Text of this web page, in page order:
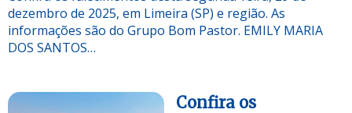
dezembro de 2025, em Limeira (SP) e região. As
informações são do Grupo Bom Pastor. EMILY MARIA
DOS SANTOS…
Confira os